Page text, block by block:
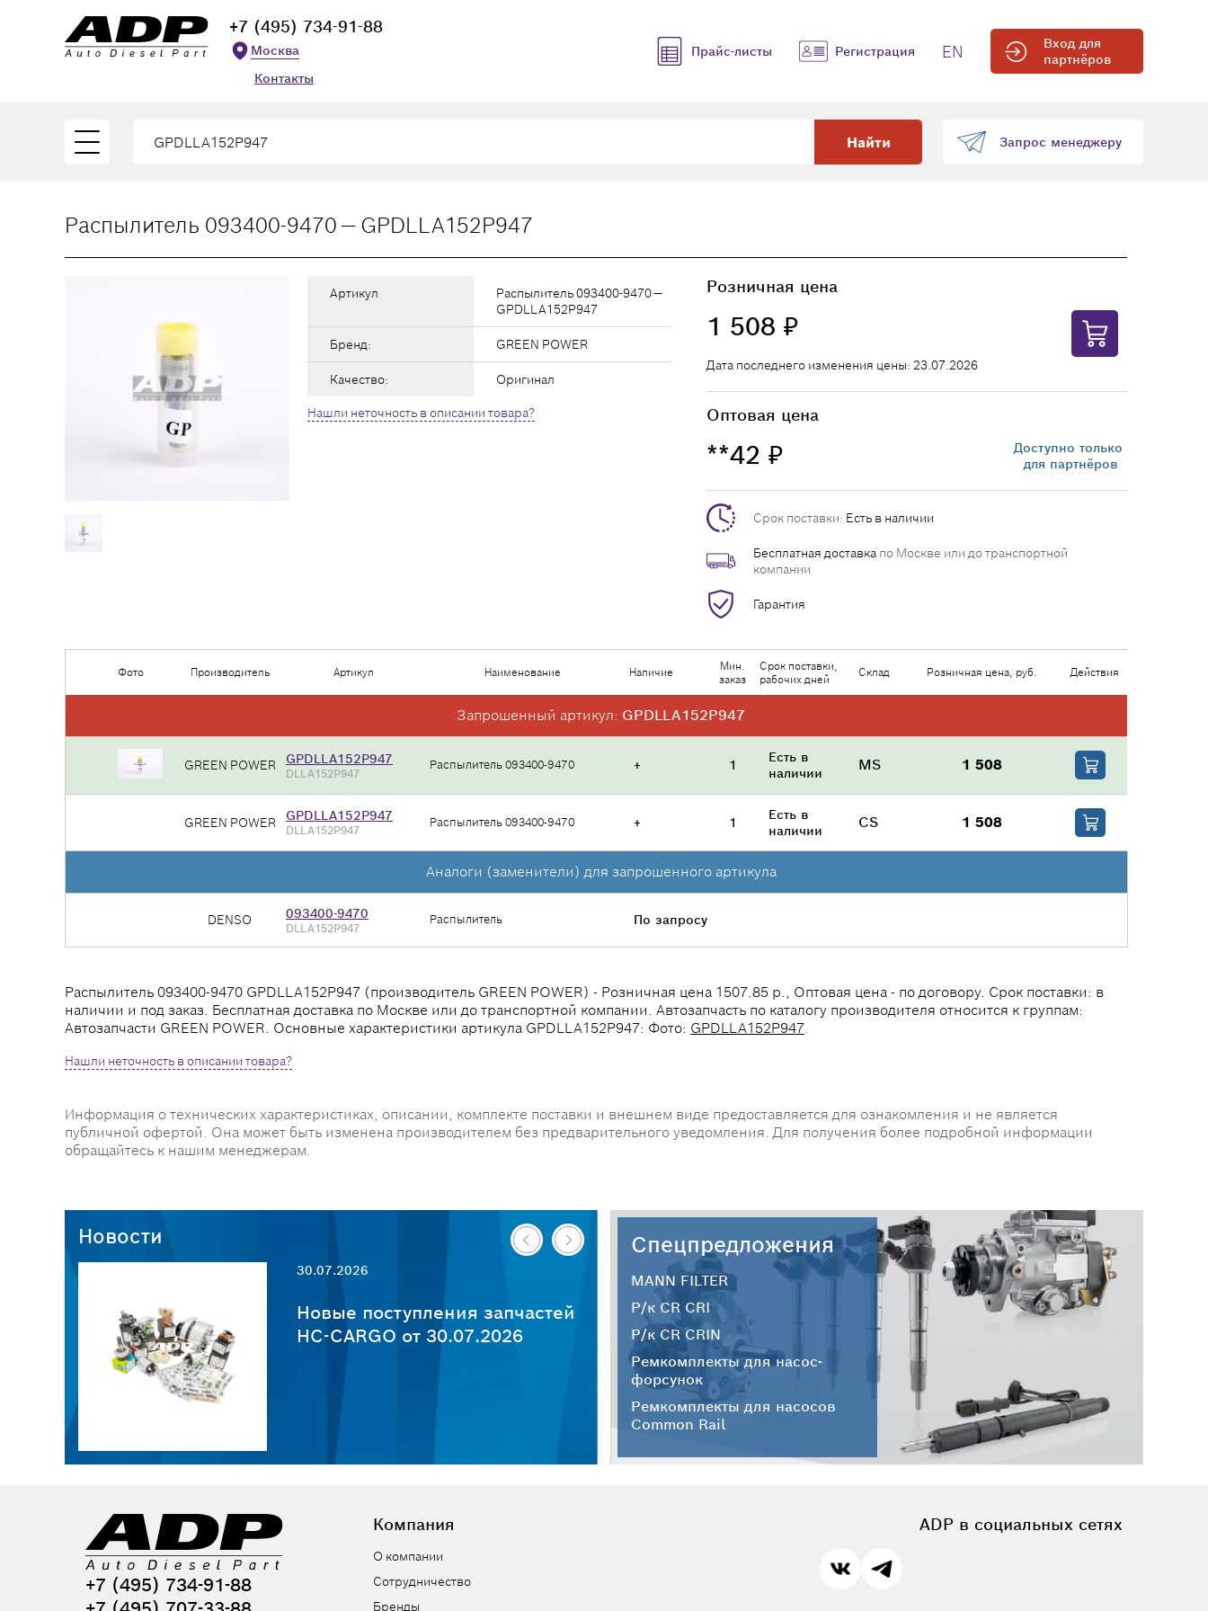
+7 (495) 734-91-88
Москва
Контакты
Прайс-листы Регистрация EN
Вход для
партнёров
Найти Запрос менеджеру
Распылитель 093400-9470 — GPDLLA152P947
Артикул
Распылитель 093400-9470 —
GPDLLA152P947
Бренд: GREEN POWER
Качество: Оригинал
Нашли неточность в описании товара?
Розничная цена
1 508 ₽
Дата последнего изменения цены: 23.07.2026
Оптовая цена
**42 ₽
Доступно только
для партнёров
Срок поставки: Есть в наличии
Бесплатная доставка по Москве или до транспортной
компании
Гарантия
Фото Производитель Артикул Наименование Наличие
Мин.
заказ
Срок поставки,
рабочих дней
Склад Розничная цена, руб. Действия
Запрошенный артикул: GPDLLA152P947
GREEN POWER GPDLLA152P947
DLLA152P947
Распылитель 093400-9470 + 1
Есть в
наличии
MS 1 508
GREEN POWER GPDLLA152P947
DLLA152P947
Распылитель 093400-9470 + 1
Есть в
наличии
CS 1 508
Аналоги (заменители) для запрошенного артикула
DENSO 093400-9470
DLLA152P947
Распылитель По запросу
Распылитель 093400-9470 GPDLLA152P947 (производитель GREEN POWER) - Розничная цена 1507.85 р., Оптовая цена - по договору. Срок поставки: в
наличии и под заказ. Бесплатная доставка по Москве или до транспортной компании. Автозапчасть по каталогу производителя относится к группам:
Автозапчасти GREEN POWER. Основные характеристики артикула GPDLLA152P947: Фото: GPDLLA152P947.
Нашли неточность в описании товара?
Информация о технических характеристиках, описании, комплекте поставки и внешнем виде предоставляется для ознакомления и не является
публичной офертой. Она может быть изменена производителем без предварительного уведомления. Для получения более подробной информации
обращайтесь к нашим менеджерам.
Новости
30.07.2026
Новые поступления запчастей
HC-CARGO от 30.07.2026
28.07.2026
Новые поступления запчастей
DELPHI от 28.07.2026
Спецпредложения
MANN FILTER
Р/к CR CRI
Р/к CR CRIN
Ремкомплекты для насос-
форсунок
Ремкомплекты для насосов
Common Rail
+7 (495) 734-91-88
Компания
О компании
Сотрудничество
Бренды
ADP в социальных сетях